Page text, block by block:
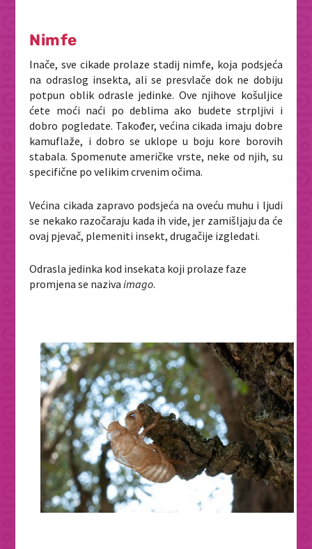
Nimfe
Inače, sve cikade prolaze stadij nimfe, koja podsjeća
na odraslog insekta, ali se presvlače dok ne dobiju
potpun oblik odrasle jedinke. Ove njihove košuljice
ćete moći naći po deblima ako budete strpljivi i
dobro pogledate. Također, većina cikada imaju dobre
kamuflaže, i dobro se uklope u boju kore borovih
stabala. Spomenute američke vrste, neke od njih, su
specifične po velikim crvenim očima.
Većina cikada zapravo podsjeća na oveću muhu i ljudi
se nekako razočaraju kada ih vide, jer zamišljaju da će
ovaj pjevač, plemeniti insekt, drugačije izgledati.
Odrasla jedinka kod insekata koji prolaze faze
promjena se nazivaimago.